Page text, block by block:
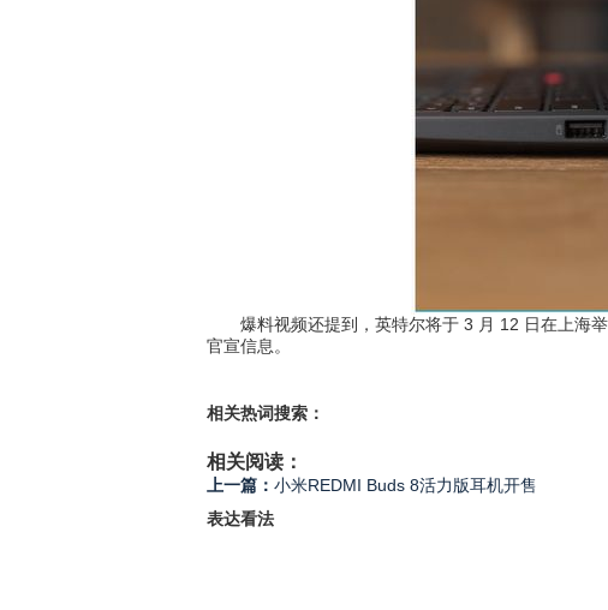
爆料视频还提到，英特尔将于 3 月 12 日在上海举
官宣信息。
相关热词搜索：
相关阅读：
上一篇： 小米REDMI Buds 8活力版耳机开售
表达看法